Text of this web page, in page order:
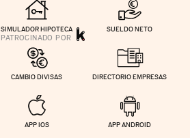
SIMULADOR HIPOTECA SUELDO NETO
CAMBIO DIVISAS DIRECTORIO EMPRESAS
APP IOS APP ANDROID